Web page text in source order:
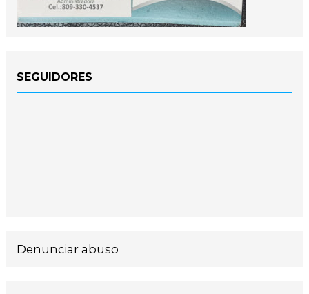
SEGUIDORES
Denunciar abuso